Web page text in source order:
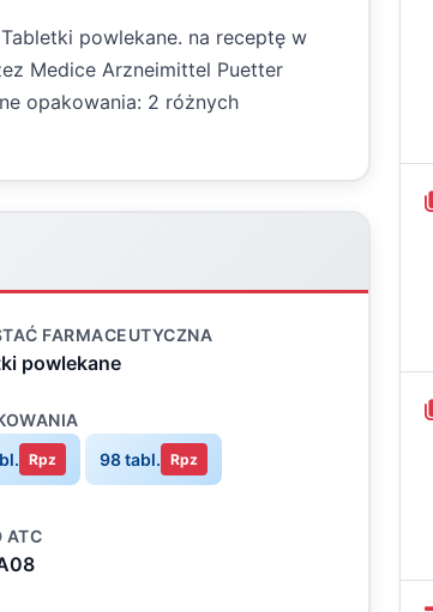
powlekane. na receptę w
Medice Arzneimittel Puetter
opakowania: 2 różnych
FARMACEUTYCZNA
powlekane
Rpz 98 tabl. Rpz
ATC